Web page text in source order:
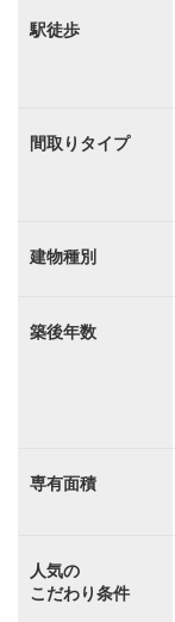
駅徒歩
間取りタイプ
建物種別
築後年数
専有面積
人気の
こだわり条件